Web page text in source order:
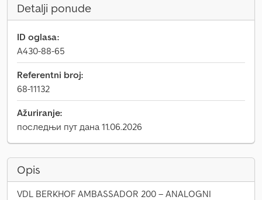
Detalji ponude
ID oglasa:
A430-88-65
Referentni broj:
68-11132
Ažuriranje:
последњи пут дана 11.06.2026
Opis
VDL BERKHOF AMBASSADOR 200 – ANALOGNI